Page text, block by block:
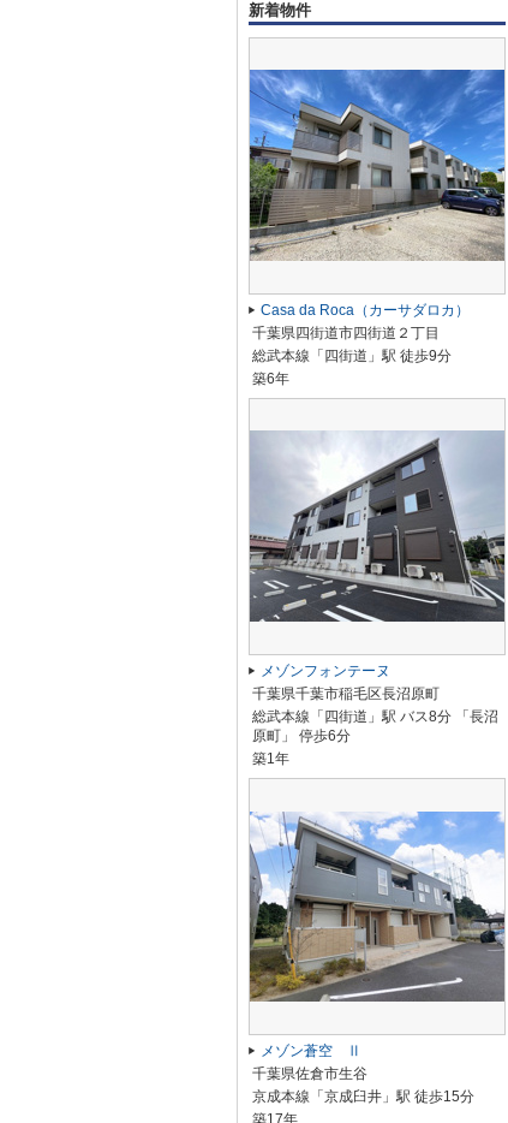
新着物件
Casa da Roca（カーサダロカ）
千葉県四街道市四街道２丁目
総武本線「四街道」駅 徒歩9分
築6年
メゾンフォンテーヌ
千葉県千葉市稲毛区長沼原町
総武本線「四街道」駅 バス8分 「長沼
原町」 停歩6分
築1年
メゾン蒼空 Ⅱ
千葉県佐倉市生谷
京成本線「京成臼井」駅 徒歩15分
築17年